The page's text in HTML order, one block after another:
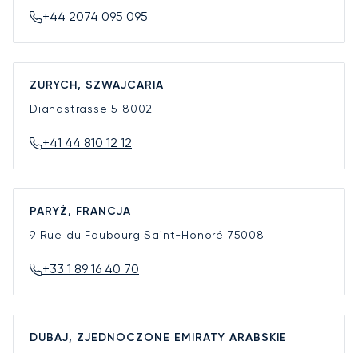
+44 2074 095 095
ZURYCH, SZWAJCARIA
Dianastrasse 5 8002
+41 44 810 12 12
PARYŻ, FRANCJA
9 Rue du Faubourg Saint-Honoré 75008
+33 1 89 16 40 70
DUBAJ, ZJEDNOCZONE EMIRATY ARABSKIE